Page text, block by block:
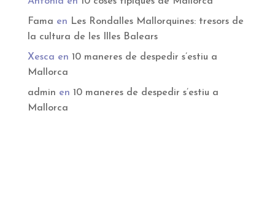
Fama en Les Rondalles Mallorquines: tresors de
la cultura de les Illes Balears
Xesca en 10 maneres de despedir s’estiu a
Mallorca
admin en 10 maneres de despedir s’estiu a
Mallorca